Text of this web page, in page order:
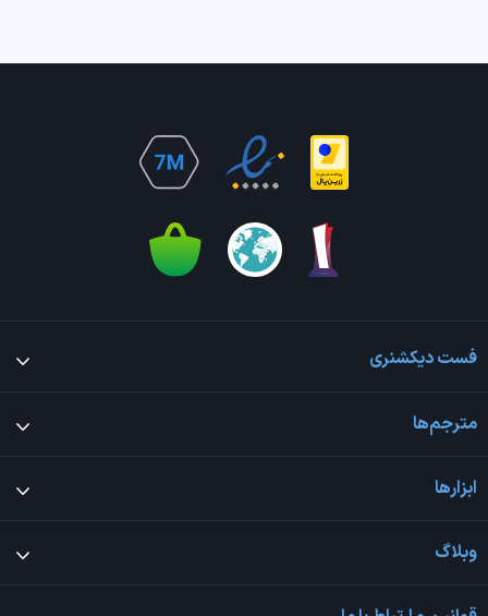
فست دیکشنری
مترجم‌ها
ابزارها
وبلاگ